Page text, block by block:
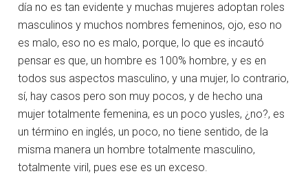
día no es tan evidente y muchas mujeres adoptan roles
masculinos y muchos nombres femeninos, ojo, eso no
es malo, eso no es malo, porque, lo que es incautó
pensar es que, un hombre es 100% hombre, y es en
todos sus aspectos masculino, y una mujer, lo contrario,
sí, hay casos pero son muy pocos, y de hecho una
mujer totalmente femenina, es un poco yusles, ¿no?, es
un término en inglés, un poco, no tiene sentido, de la
misma manera un hombre totalmente masculino,
totalmente viril, pues ese es un exceso.